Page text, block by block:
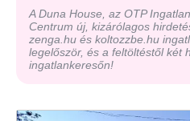
A Duna House, az OTP
Centrum új, kizárólagos
zenga.hu és koltozzbe.hu
legelőször, és a feltöltéstől két
ingatlankeresőn!